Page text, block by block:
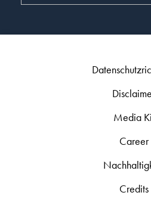
Media
Career
Credits